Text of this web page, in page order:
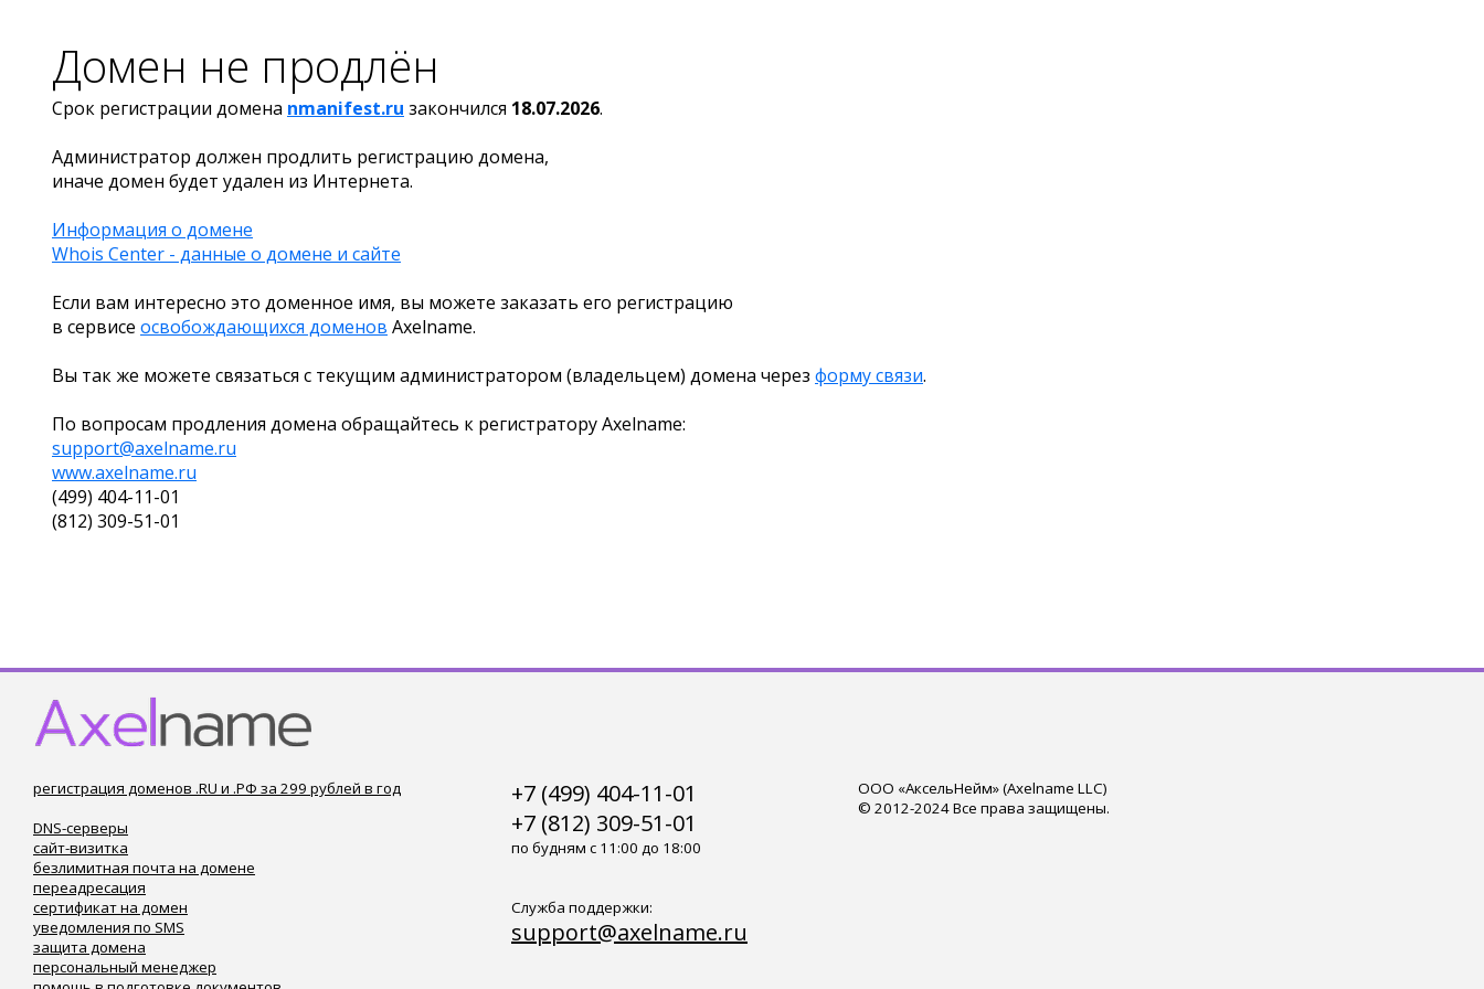
Домен не продлён
Срок регистрации домена nmanifest.ru закончился 18.07.2026.
Администратор должен продлить регистрацию домена,
иначе домен будет удален из Интернета.
Информация о домене
Whois Center - данные о домене и сайте
Если вам интересно это доменное имя, вы можете заказать его регистрацию
в сервисе освобождающихся доменов Axelname.
Вы так же можете связаться с текущим администратором (владельцем) домена через форму связи.
По вопросам продления домена обращайтесь к регистратору Axelname:
support@axelname.ru
www.axelname.ru
(499) 404-11-01
(812) 309-51-01
регистрация доменов .RU и .РФ за 299 рублей в год
DNS-серверы
сайт-визитка
безлимитная почта на домене
переадресация
сертификат на домен
уведомления по SMS
защита домена
персональный менеджер
+7 (499) 404-11-01
+7 (812) 309-51-01
по будням с 11:00 до 18:00
Служба поддержки:
support@axelname.ru
ООО «АксельНейм» (Axelname LLC)
© 2012-2024 Все права защищены.